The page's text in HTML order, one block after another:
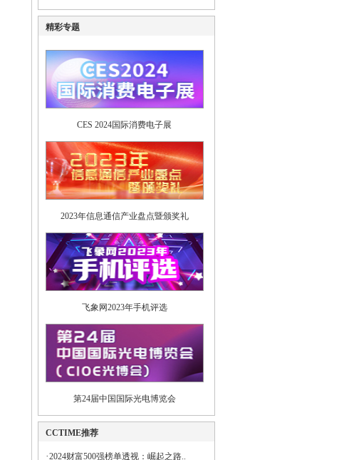
精彩专题
CES 2024国际消费电子展
2023年信息通信产业盘点暨颁奖礼
飞象网2023年手机评选
第24届中国国际光电博览会
CCTIME推荐
·2024财富500强榜单透视：崛起之路..